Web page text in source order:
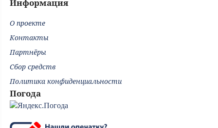
Информация
О проекте
Контакты
Партнёры
Сбор средств
Политика конфиденциальности
Погода